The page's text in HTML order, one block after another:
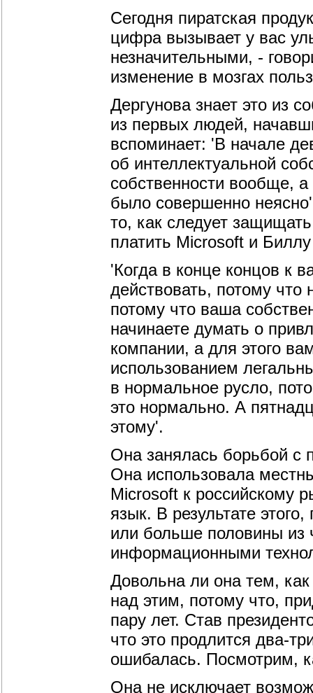
Сегодня пиратская
цифра вызывает у вас
незначительными, -
изменение в мозгах
Дергунова знает это из
из первых людей,
вспоминает: 'В начале
об интеллектуальной
собственности вообще, а
было совершенно
то, как следует
платить Microsoft и Биллу
'Когда в конце концов к
действовать, потому
потому что ваша
начинаете думать о
компании, а для этого
использованием
в нормальное русло,
это нормально. А
этому'.
Она занялась борьбой с
Она использовала
Microsoft к российскому
язык. В результате
или больше половины из
информационными
Довольна ли она тем,
над этим, потому что,
пару лет. Став
что это продлится два-
ошибалась. Посмотрим,
Она не исключает